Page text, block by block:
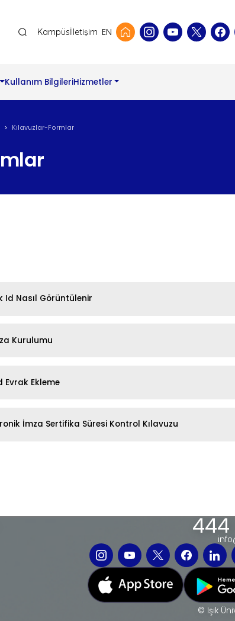
Ana Gezinti Menüsü Üst
Kampüsİletişim EN
Kullanım BilgileriHizmetler
Kılavuzlar-Formlar
Id Nasıl Görüntülenir
Kurulumu
Evrak Ekleme
İmza Sertifika Süresi Kontrol Kılavuzu
444
© Işık